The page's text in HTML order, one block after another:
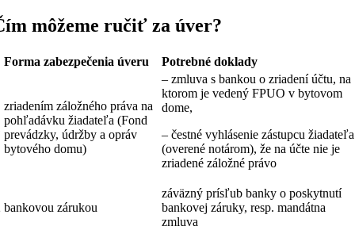
môžeme ručiť za úver?
Forma zabezpečenia úveru Potrebné doklady
zriadením záložného práva na
pohľadávku žiadateľa (Fond
prevádzky, údržby a opráv
bytového domu)
– zmluva s bankou o zriadení účtu, na
ktorom je vedený FPUO v bytovom
dome,
– čestné vyhlásenie zástupcu žiadateľa
(overené notárom), že na účte nie je
zriadené záložné právo
bankovou zárukou
záväzný prísľub banky o poskytnutí
bankovej záruky, resp. mandátna
zmluva